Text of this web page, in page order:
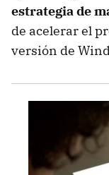
estrategia de
de acelerar el
versión de